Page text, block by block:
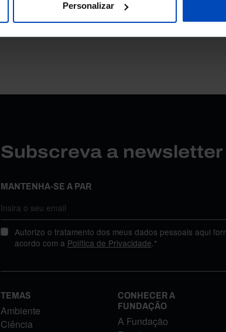
Personalizar
Subscreva a
MANTENHA-SE A PAR
Autorizo o tratamento dos meus dados pessoais aqui
acordo com a Política de Privacidade.*
TEMAS
Ambiente
Ciência
CONHECER A
FUNDAÇÃO
A Fundação